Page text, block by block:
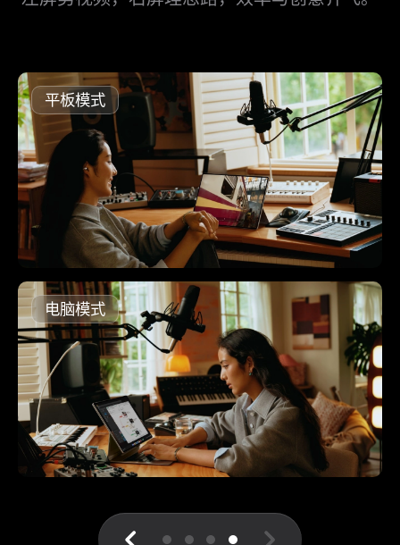
平板模式
电脑模式